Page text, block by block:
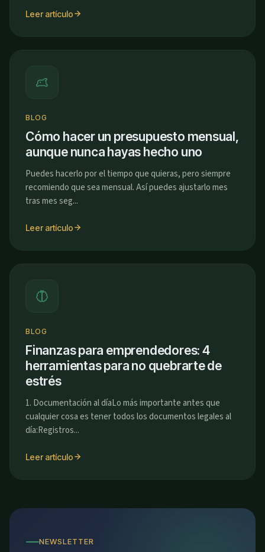
Leer artículo
BLOG
Cómo hacer un presupuesto mensual,
aunque nunca hayas hecho uno
Puedes hacerlo por el tiempo que quieras, pero siempre
recomiendo que sea mensual. Así puedes ajustarlo mes
tras mes seg...
Leer artículo
BLOG
Finanzas para emprendedores: 4
herramientas para no quebrarte de
estrés
1. Documentación al díaLo más importante antes que
cualquier cosa es tener todos los documentos legales al
día:Registros...
Leer artículo
NEWSLETTER